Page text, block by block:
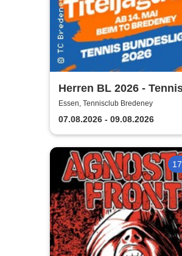
Herren BL 2026 -
Bredeney
Essen, Tennisclub Bredeney
07.08.2026 - 09.08.2026